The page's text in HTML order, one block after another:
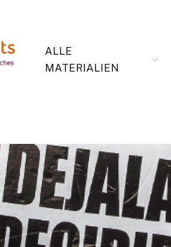
ALLE
MATERIALIEN